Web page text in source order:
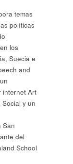
temas
políticas
los
Suecia e
and
internet Art
Social y un
San
del
School